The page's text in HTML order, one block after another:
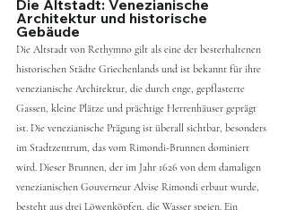
Die Altstadt: Venezianische
Architektur und historische
Gebäude
Die Altstadt von Rethymno gilt als eine der besterhaltenen
historischen Städte Griechenlands und ist bekannt für ihre
venezianische Architektur, die durch enge, gepflasterte
Gassen, kleine Plätze und prächtige Herrenhäuser geprägt
ist. Die venezianische Prägung ist überall sichtbar, besonders
im Stadtzentrum, das vom Rimondi-Brunnen dominiert
wird. Dieser Brunnen, der im Jahr 1626 von dem damaligen
venezianischen Gouverneur Alvise Rimondi erbaut wurde,
besteht aus drei Löwenköpfen, die Wasser speien. Ein